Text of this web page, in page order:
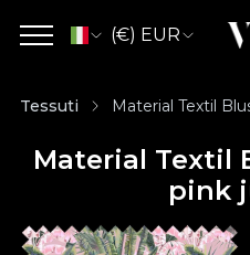
(€) EUR
Tessuti Material Textil
Material Textil
pink